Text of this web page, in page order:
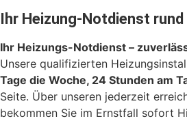
Ihr Heizung-Notdienst rund
Ihr Heizungs-Notdienst –
Unsere qualifizierten
Tage die Woche, 24 Stunden am
Seite. Über unseren jederzeit
bekommen Sie im Ernstfall sofort